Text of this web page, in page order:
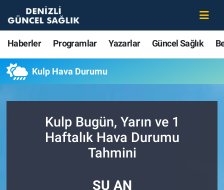
Haberler Programlar Yazarlar Güncel Sağlık
Kulp Hava Durumu
Kulp Bugün, Yarın ve 1
Haftalık Hava Durumu
Tahmini
ŞU AN
Haberler
Güncel Sağlık
Beslenme
Merkezefendi Nöbetçi Eczaneler
Süper Lig Puan Durumu ve Fikstür
Tüm Manşetler